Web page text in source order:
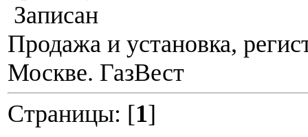
Записан
Продажа и установка,
Москве. ГазВест
Страницы: [1]